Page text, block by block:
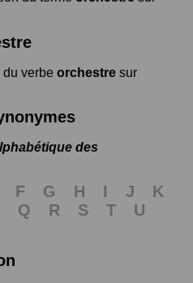
du verbe orchestre sur
des
F G H I J
K
Q R S T
U